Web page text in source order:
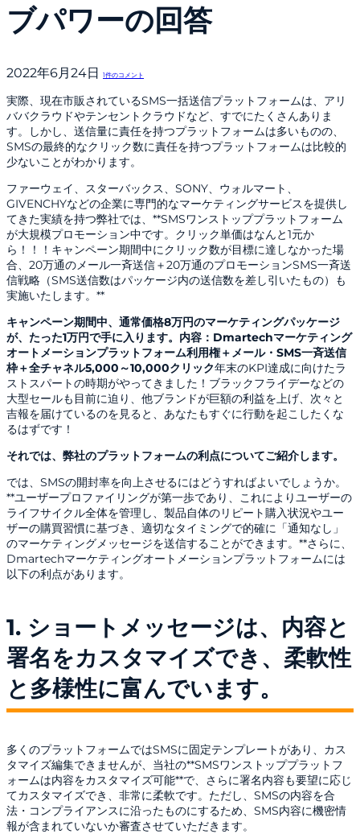
ブパワーの回答
2022年6月24日 1件のコメント
実際、現在市販されているSMS一括送信プラットフォームは、アリ
ババクラウドやテンセントクラウドなど、すでにたくさんありま
す。しかし、送信量に責任を持つプラットフォームは多いものの、
SMSの最終的なクリック数に責任を持つプラットフォームは比較的
少ないことがわかります。
ファーウェイ、スターバックス、SONY、ウォルマート、
GIVENCHYなどの企業に専門的なマーケティングサービスを提供し
てきた実績を持つ弊社では、**SMSワンストッププラットフォーム
が大規模プロモーション中です。クリック単価はなんと1元か
ら！！！キャンペーン期間中にクリック数が目標に達しなかった場
合、20万通のメール一斉送信＋20万通のプロモーションSMS一斉送
信戦略（SMS送信数はパッケージ内の送信数を差し引いたもの）も
実施いたします。**
キャンペーン期間中、通常価格8万円のマーケティングパッケージ
が、たった1万円で手に入ります。内容：Dmartechマーケティング
オートメーションプラットフォーム利用権＋メール・SMS一斉送信
枠＋全チャネル5,000～10,000クリック年末のKPI達成に向けたラ
ストスパートの時期がやってきました！ブラックフライデーなどの
大型セールも目前に迫り、他ブランドが巨額の利益を上げ、次々と
吉報を届けているのを見ると、あなたもすぐに行動を起こしたくな
るはずです！
それでは、弊社のプラットフォームの利点についてご紹介します。
では、SMSの開封率を向上させるにはどうすればよいでしょうか。
**ユーザープロファイリングが第一歩であり、これによりユーザーの
ライフサイクル全体を管理し、製品自体のリピート購入状況やユー
ザーの購買習慣に基づき、適切なタイミングで的確に「通知なし」
のマーケティングメッセージを送信することができます。**さらに、
Dmartechマーケティングオートメーションプラットフォームには
以下の利点があります。
1. ショートメッセージは、内容と
署名をカスタマイズでき、柔軟性
と多様性に富んでいます。
多くのプラットフォームではSMSに固定テンプレートがあり、カス
タマイズ編集できませんが、当社の**SMSワンストッププラットフ
ォームは内容をカスタマイズ可能**で、さらに署名内容も要望に応じ
てカスタマイズでき、非常に柔軟です。ただし、SMSの内容を合
法・コンプライアンスに沿ったものにするため、SMS内容に機密情
報が含まれていないか審査させていただきます。